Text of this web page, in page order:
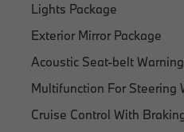
Lights Package
Exterior Mirror Package
Acoustic Seat-belt Warning
Multifunction For Steering
Cruise Control With